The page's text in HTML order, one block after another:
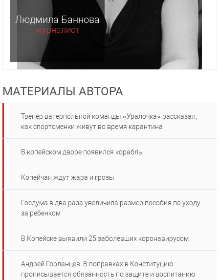
Людмила Баннова
журналист
МАТЕРИАЛЫ АВТОРА
Тренер ватерпольной команды «Уралочка» рассказал,
как спортсменки живут во время карантина
В копейском дворе появился корабль
Копейчан ждут жара и грозы
Госдума в два раза увеличила размер пособия по уходу
за ребенком
В Копейске выявили 25 заболевших коронавирусом
Андрей Горланцев: В поправках в Конституцию
прописывается обязанность по защите и воспитанию